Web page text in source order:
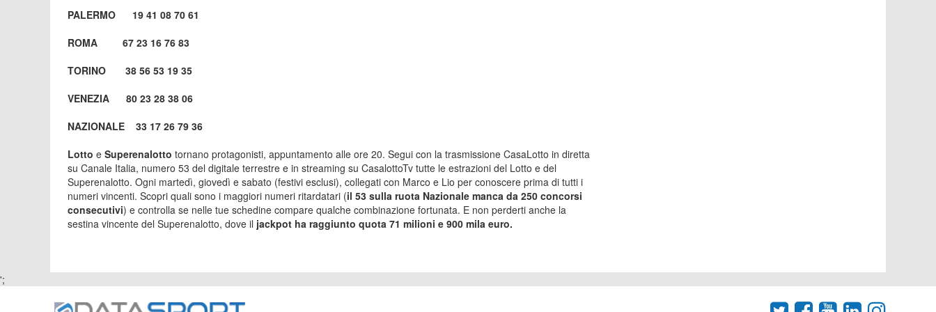
PALERMO 19 41 08 70 61
ROMA 67 23 16 76 83
TORINO 38 56 53 19 35
VENEZIA 80 23 28 38 06
NAZIONALE 33 17 26 79 36
Lotto e Superenalotto tornano protagonisti, appuntamento alle ore 20. Segui con la trasmissione CasaLotto in diretta
su Canale Italia, numero 53 del digitale terrestre e in streaming su CasalottoTv tutte le estrazioni del Lotto e del
Superenalotto. Ogni martedì, giovedì e sabato (festivi esclusi), collegati con Marco e Lio per conoscere prima di tutti i
numeri vincenti. Scopri quali sono i maggiori numeri ritardatari (il 53 sulla ruota Nazionale manca da 250 concorsi
consecutivi) e controlla se nelle tue schedine compare qualche combinazione fortunata. E non perderti anche la
sestina vincente del Superenalotto, dove il jackpot ha raggiunto quota 71 milioni e 900 mila euro.
';